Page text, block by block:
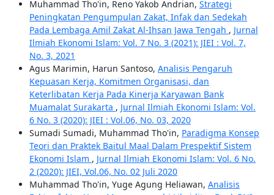
Muhammad Tho'in, Reno Yakob Andrian, Strategi
Peningkatan Pengumpulan Zakat, Infak dan Sedekah
Pada Lembaga Amil Zakat Al-Ihsan Jawa Tengah , Jurnal
Ilmiah Ekonomi Islam: Vol. 7 No. 3 (2021): JIEI : Vol. 7,
No. 3, 2021
Agus Marimin, Harun Santoso, Analisis Pengaruh
Kepuasan Kerja, Komitmen Organisasi, dan
Keterlibatan Kerja Pada Kinerja Karyawan Bank
Muamalat Surakarta , Jurnal Ilmiah Ekonomi Islam: Vol.
6 No. 3 (2020): JIEI : Vol.06, No. 03, 2020
Sumadi Sumadi, Muhammad Tho'in, Paradigma Konsep
Teori dan Praktek Baitul Maal Dalam Prespektif Sistem
Ekonomi Islam , Jurnal Ilmiah Ekonomi Islam: Vol. 6 No.
2 (2020): JIEI, Vol.06, No. 02 Juli 2020
Muhammad Tho'in, Yuge Agung Heliawan, Analisis